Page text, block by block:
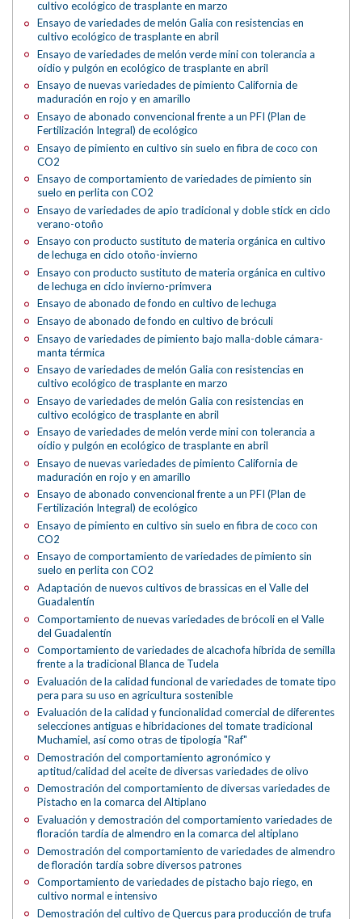
cultivo ecológico de trasplante en marzo
Ensayo de variedades de melón Galia con resistencias en
cultivo ecológico de trasplante en abril
Ensayo de variedades de melón verde mini con tolerancia a
oídio y pulgón en ecológico de trasplante en abril
Ensayo de nuevas variedades de pimiento California de
maduración en rojo y en amarillo
Ensayo de abonado convencional frente a un PFI (Plan de
Fertilización Integral) de ecológico
Ensayo de pimiento en cultivo sin suelo en fibra de coco con
CO2
Ensayo de comportamiento de variedades de pimiento sin
suelo en perlita con CO2
Ensayo de variedades de apio tradicional y doble stick en ciclo
verano-otoño
Ensayo con producto sustituto de materia orgánica en cultivo
de lechuga en ciclo otoño-invierno
Ensayo con producto sustituto de materia orgánica en cultivo
de lechuga en ciclo invierno-primvera
Ensayo de abonado de fondo en cultivo de lechuga
Ensayo de abonado de fondo en cultivo de bróculi
Ensayo de variedades de pimiento bajo malla-doble cámara-
manta térmica
Ensayo de variedades de melón Galia con resistencias en
cultivo ecológico de trasplante en marzo
Ensayo de variedades de melón Galia con resistencias en
cultivo ecológico de trasplante en abril
Ensayo de variedades de melón verde mini con tolerancia a
oídio y pulgón en ecológico de trasplante en abril
Ensayo de nuevas variedades de pimiento California de
maduración en rojo y en amarillo
Ensayo de abonado convencional frente a un PFI (Plan de
Fertilización Integral) de ecológico
Ensayo de pimiento en cultivo sin suelo en fibra de coco con
CO2
Ensayo de comportamiento de variedades de pimiento sin
suelo en perlita con CO2
Adaptación de nuevos cultivos de brassicas en el Valle del
Guadalentín
Comportamiento de nuevas variedades de brócoli en el Valle
del Guadalentín
Comportamiento de variedades de alcachofa híbrida de semilla
frente a la tradicional Blanca de Tudela
Evaluación de la calidad funcional de variedades de tomate tipo
pera para su uso en agricultura sostenible
Evaluación de la calidad y funcionalidad comercial de diferentes
selecciones antiguas e hibridaciones del tomate tradicional
Muchamiel, así como otras de tipología "Raf"
Demostración del comportamiento agronómico y
aptitud/calidad del aceite de diversas variedades de olivo
Demostración del comportamiento de diversas variedades de
Pistacho en la comarca del Altiplano
Evaluación y demostración del comportamiento variedades de
floración tardía de almendro en la comarca del altiplano
Demostración del comportamiento de variedades de almendro
de floración tardía sobre diversos patrones
Comportamiento de variedades de pistacho bajo riego, en
cultivo normal e intensivo
Demostración del cultivo de Quercus para producción de trufa